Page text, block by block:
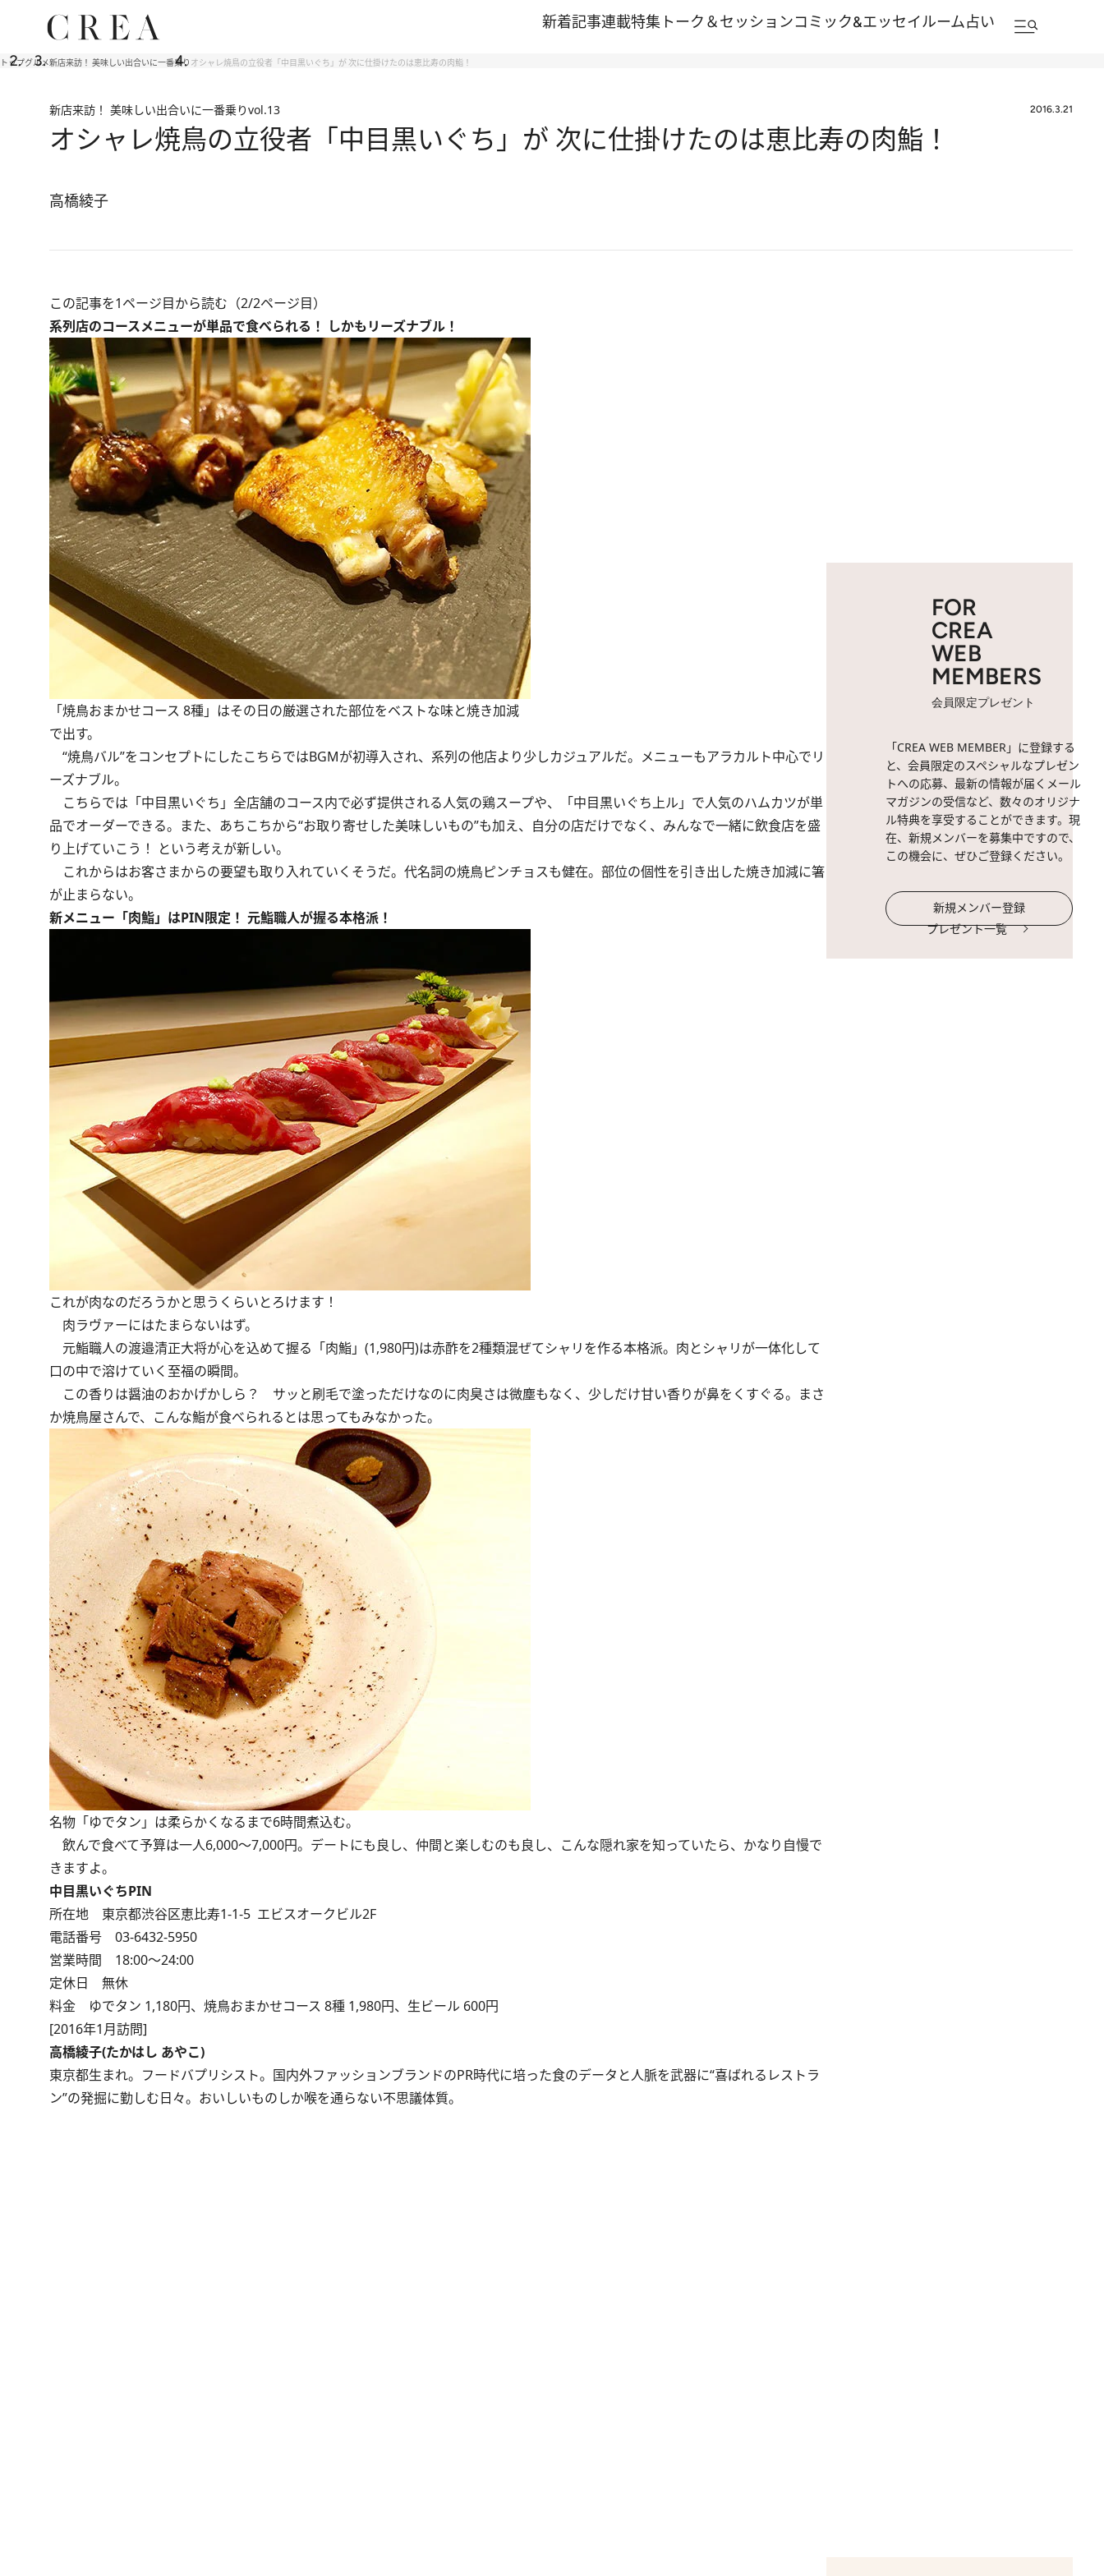
新着記事連載特集 トーク＆セッションコミック&エッセイルーム占い
トップグルメ新店来訪！ 美味しい出合いに一番乗り オシャレ焼鳥の立役者「中目黒いぐち」が 次に仕掛けたのは恵比寿の肉鮨！
新店来訪！ 美味しい出合いに一番乗りvol.13 2016.3.21
オシャレ焼鳥の立役者「中目黒いぐち」が 次に仕掛けたのは恵比寿の肉鮨！
高橋綾子
この記事を1ページ目から読む（2/2ページ目）
系列店のコースメニューが単品で食べられる！ しかもリーズナブル！
「焼鳥おまかせコース 8種」はその日の厳選された部位をベストな味と焼き加減
で出す。
“焼鳥バル”をコンセプトにしたこちらではBGMが初導入され、系列の他店より少しカジュアルだ。メニューもアラカルト中心でリ
ーズナブル。
こちらでは「中目黒いぐち」全店舗のコース内で必ず提供される人気の鶏スープや、「中目黒いぐち上ル」で人気のハムカツが単
品でオーダーできる。また、あちこちから“お取り寄せした美味しいもの”も加え、自分の店だけでなく、みんなで一緒に飲食店を盛
り上げていこう！ という考えが新しい。
これからはお客さまからの要望も取り入れていくそうだ。代名詞の焼鳥ピンチョスも健在。部位の個性を引き出した焼き加減に箸
が止まらない。
新メニュー「肉鮨」はPIN限定！ 元鮨職人が握る本格派！
これが肉なのだろうかと思うくらいとろけます！
肉ラヴァーにはたまらないはず。
元鮨職人の渡邉清正大将が心を込めて握る「肉鮨」(1,980円)は赤酢を2種類混ぜてシャリを作る本格派。肉とシャリが一体化して
口の中で溶けていく至福の瞬間。
この香りは醤油のおかげかしら？ サッと刷毛で塗っただけなのに肉臭さは微塵もなく、少しだけ甘い香りが鼻をくすぐる。まさ
か焼鳥屋さんで、こんな鮨が食べられるとは思ってもみなかった。
名物「ゆでタン」は柔らかくなるまで6時間煮込む。
飲んで食べて予算は一人6,000～7,000円。デートにも良し、仲間と楽しむのも良し、こんな隠れ家を知っていたら、かなり自慢で
きますよ。
中目黒いぐちPIN
所在地 東京都渋谷区恵比寿1-1-5 エビスオークビル2F
電話番号 03-6432-5950
営業時間 18:00～24:00
定休日 無休
料金 ゆでタン 1,180円、焼鳥おまかせコース 8種 1,980円、生ビール 600円
[2016年1月訪問]
高橋綾子(たかはし あやこ)
東京都生まれ。フードバプリシスト。国内外ファッションブランドのPR時代に培った食のデータと人脈を武器に“喜ばれるレストラ
ン”の発掘に勤しむ日々。おいしいものしか喉を通らない不思議体質。
FOR
CREA
WEB
MEMBERS
会員限定プレゼント
「CREA WEB MEMBER」に登録する
と、会員限定のスペシャルなプレゼン
トへの応募、最新の情報が届くメール
マガジンの受信など、数々のオリジナ
ル特典を享受することができます。現
在、新規メンバーを募集中ですので、
この機会に、ぜひご登録ください。
新規メンバー登録
プレゼント一覧